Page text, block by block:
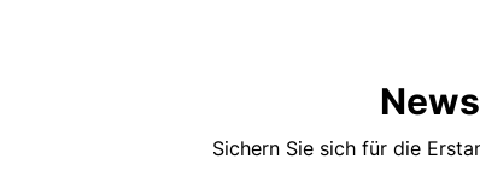
Sichern Sie sich für die